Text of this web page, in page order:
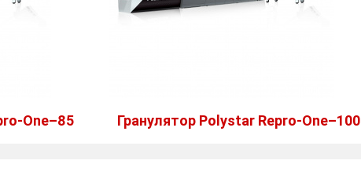
One–85 Гранулятор Polystar Repro-One–100